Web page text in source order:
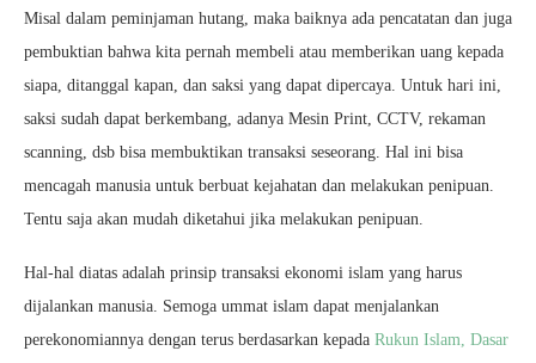
Misal dalam peminjaman hutang, maka baiknya ada pencatatan dan juga
pembuktian bahwa kita pernah membeli atau memberikan uang kepada
siapa, ditanggal kapan, dan saksi yang dapat dipercaya. Untuk hari ini,
saksi sudah dapat berkembang, adanya Mesin Print, CCTV, rekaman
scanning, dsb bisa membuktikan transaksi seseorang. Hal ini bisa
mencagah manusia untuk berbuat kejahatan dan melakukan penipuan.
Tentu saja akan mudah diketahui jika melakukan penipuan.
Hal-hal diatas adalah prinsip transaksi ekonomi islam yang harus
dijalankan manusia. Semoga ummat islam dapat menjalankan
perekonomiannya dengan terus berdasarkan kepada Rukun Islam, Dasar